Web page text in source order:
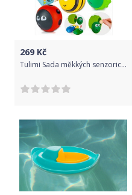
269 Kč
Tulimi Sada měkkých senzorických balónků, Veselý smajlík